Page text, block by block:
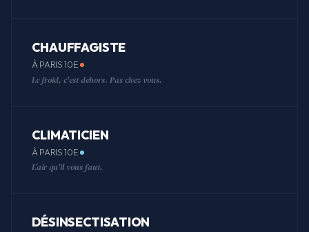
CHAUFFAGISTE
À PARIS 10E
Le froid, c'est dehors. Pas chez vous.
CLIMATICIEN
À PARIS 10E
L'air qu'il vous faut.
DÉSINSECTISATION